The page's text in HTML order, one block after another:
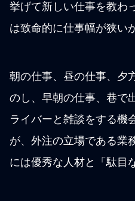
挙げて新しい仕事を教わ
は致命的に仕事幅が狭い
朝の仕事、昼の仕事、夕
のし、早朝の仕事、巷で
ライバーと雑談をする機
が、外注の立場である業
には優秀な人材と「駄目